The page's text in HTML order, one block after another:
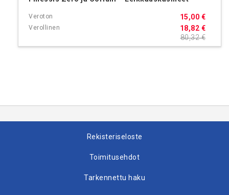
18,82 €
15,00 €
80,32 €
Rekisteriseloste
Toimitusehdot
Tarkennettu haku